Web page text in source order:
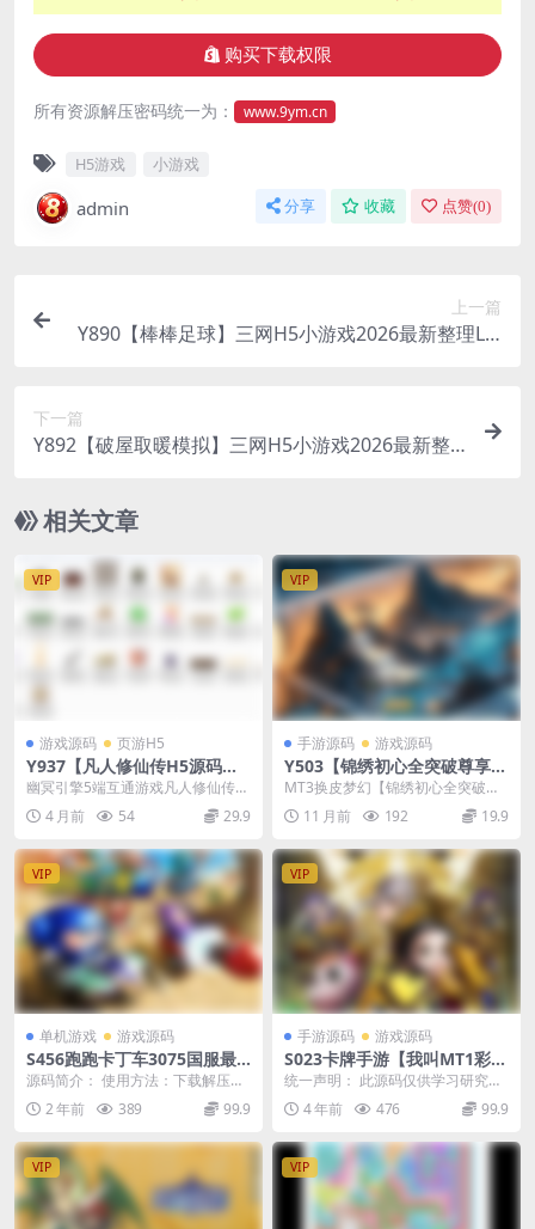
购买下载权限
所有资源解压密码统一为： www.9ym.cn
H5游戏 小游戏
admin 分享 收藏 点赞(0)
上一篇
Y890【棒棒足球】三网H5小游戏2026最新整理Lin
下一篇
Y892【破屋取暖模拟】三网H5小游戏2026最新整
相关文章
VIP
游戏源码 页游H5
Y937【凡人修仙传H5源码】
幽冥引擎5端互通/前后端纯源
幽冥引擎5端互通游戏凡人修仙传H
5源码 前端采用cocos Creator3.8...
4 月前 54 29.9
VIP
手游源码 游戏源码
Y503【锦绣初心全突破尊享挂
机版】MT3换皮梦幻2025最新
整理单机一键即玩镜像服务端
+Linux手工服务端+源码+新版
MT3换皮梦幻【锦绣初心全突破尊
享挂机版】2025最新整理单机一键
即玩镜像服务端...
11 月前 192 19.9
VIP
单机游戏 游戏源码
S456跑跑卡丁车3075国服最
新单机一键端/带新车游侠v1/
无需联网即可游玩/亲测可运行
源码简介： 使用方法：下载解压缩
后运行“Launcher.exe”，点击第一
个按...2 年前 389 99.9
VIP
手游源码 游戏源码
S023卡牌手游【我叫MT1彩卡
版本】2022整理Linux手工服
务端+GM后台
统一声明： 此源码仅供学习研究之
用，请勿商用或者其他违法用途，
产生其他后果与本站...
4 年前 476 99.9
VIP VIP